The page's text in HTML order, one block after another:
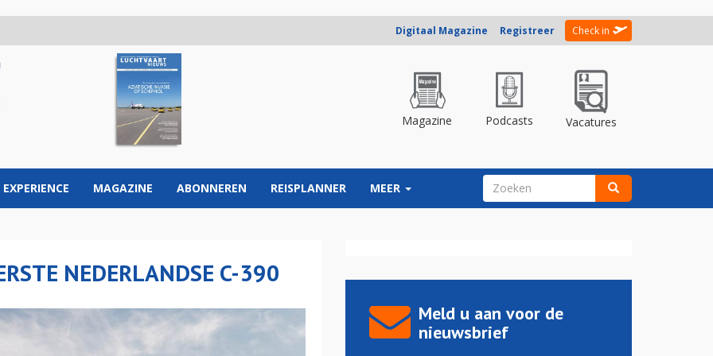
Digitaal Magazine Registreer Check in
Magazine Podcasts Vacatures
EXPERIENCE MAGAZINE ABONNEREN REISPLANNER MEER ZOEKVELD
NEDERLANDSE C-390
Meld u aan voor de
nieuwsbrief